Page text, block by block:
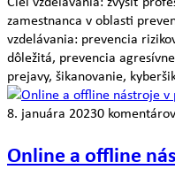
zamestnanca v oblasti
vzdelávania: prevencia
dôležitá, prevencia
prejavy, šikanovanie,
8. januára 20230 komentárov
Online a offline